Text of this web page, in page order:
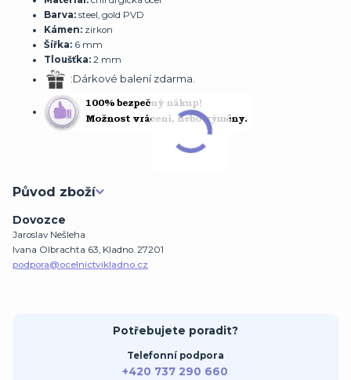
Barva: steel, gold PVD
Kámen: zirkon
Šířka: 6 mm
Tloušťka: 2 mm
:Dárkové balení zdarma.
Původ zboží
Dovozce
Jaroslav Nešleha
Ivana Olbrachta 63, Kladno. 27201
podpora@ocelnictvikladno.cz
Potřebujete poradit?
Telefonní podpora
+420 737 290 660